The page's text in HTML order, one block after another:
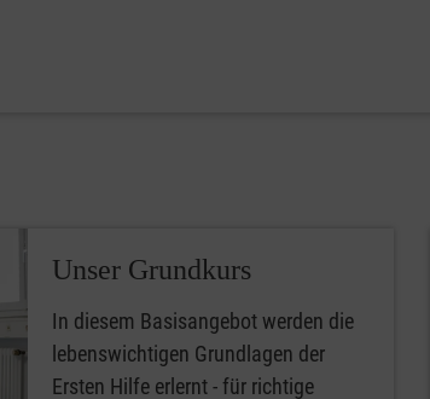
Unser Grundkurs
In diesem Basisangebot werden die
lebenswichtigen Grundlagen der
Ersten Hilfe erlernt - für richtige